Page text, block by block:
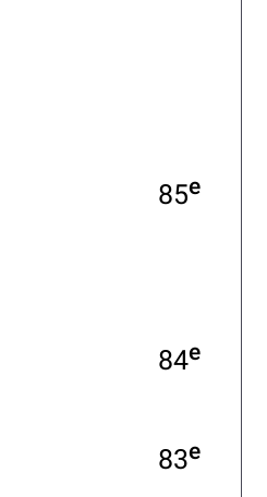
85e
84e
83e